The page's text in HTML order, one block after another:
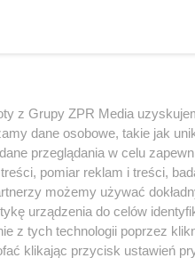
częściej zagrażają
u osób młodych. Wśród
zaburzeń lipidowych,
mogą skutkować
z Grupy ZPR Media
dane osobowe, takie jak
przeglądania w celu
pomiar reklam i treści,
możemy używać
urządzenia do celów
z tych technologii poprzez
klikając przycisk ustawień